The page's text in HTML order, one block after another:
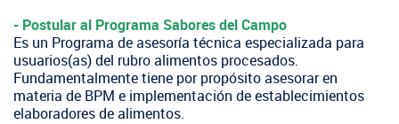
​​- Postular al Programa Sabores del Campo
Es un Programa de asesoría técnica especializada para
usuarios(as) del rubro alimentos procesados.
Fundamentalmente tiene por propósito asesorar en
materia de BPM e implementación de establecimientos
elaboradores de alimentos.